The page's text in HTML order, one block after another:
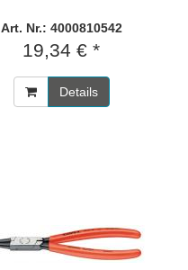
Art. Nr.: 4000810542
19,34 € *
Details